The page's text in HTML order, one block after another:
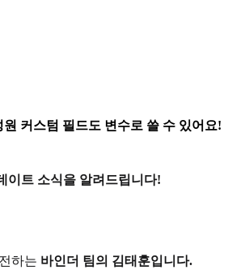
원 커스텀 필드도 변수로 쓸 수 있어요!
이트 소식을 알려드립니다!
하는 바인더 팀의 김태훈입니다.